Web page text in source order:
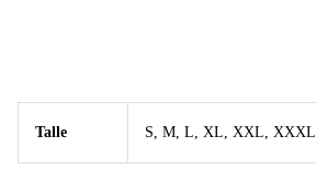
Talle S, M, L, XL, XXL, XXXL